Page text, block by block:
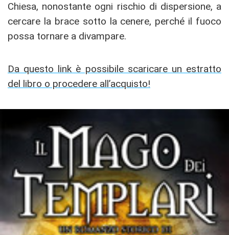
Chiesa, nonostante ogni rischio di dispersione, a
cercare la brace sotto la cenere, perché il fuoco
possa tornare a divampare.
Da questo link è possibile scaricare un estratto
del libro o procedere all’acquisto!